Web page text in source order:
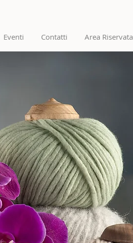
Eventi Contatti Area Riservata